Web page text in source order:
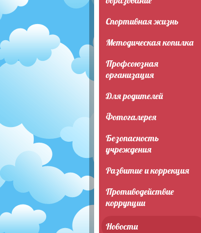
Спортивная жизнь
Методическая копилка
Профсоюзная
организация
Для родителей
Фотогалерея
Безопасность
учреждения
Развитие и коррекция
Противодействие
коррупции
Новости